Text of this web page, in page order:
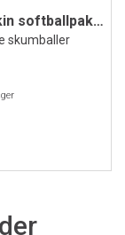
Dragonskin softballpakke 16 cm | 12 stk
skumballer